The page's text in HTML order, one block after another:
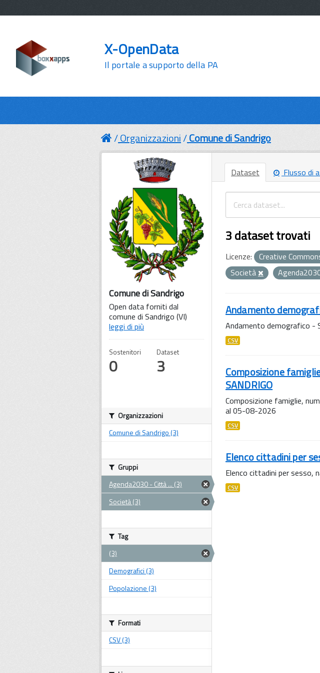
X-OpenData
Il portale a supporto della PA
Organizzazioni Comune di Sandrigo
Dataset Flusso di
3 dataset trovati
Licenze: Creative
Società
Andamento
Andamento demografico -
CSV
Composizione
SANDRIGO
Composizione famiglie,
al 05-08-2026
CSV
Elenco cittadini per
Elenco cittadini per sesso,
CSV
Comune di Sandrigo
Open data forniti dal
comune di Sandrigo (VI)
leggi di più
Sostenitori
0
Dataset
3
Organizzazioni
Comune di Sandrigo (3)
Gruppi
Agenda2030 - Città ... (3)
Società (3)
Tag
(3)
Demografici (3)
Popolazione (3)
Formati
CSV (3)